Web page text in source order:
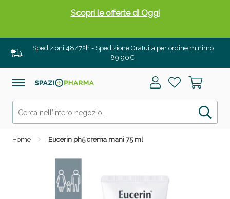
Spedizioni 48/72h - Spedizione Gratuita per ordine minimo
89,90€
Home Eucerin ph5 crema mani 75 ml
Scopri le offerte di Oggi
Drenanti e Pancia Piatta: Sconti fino al 55% validi